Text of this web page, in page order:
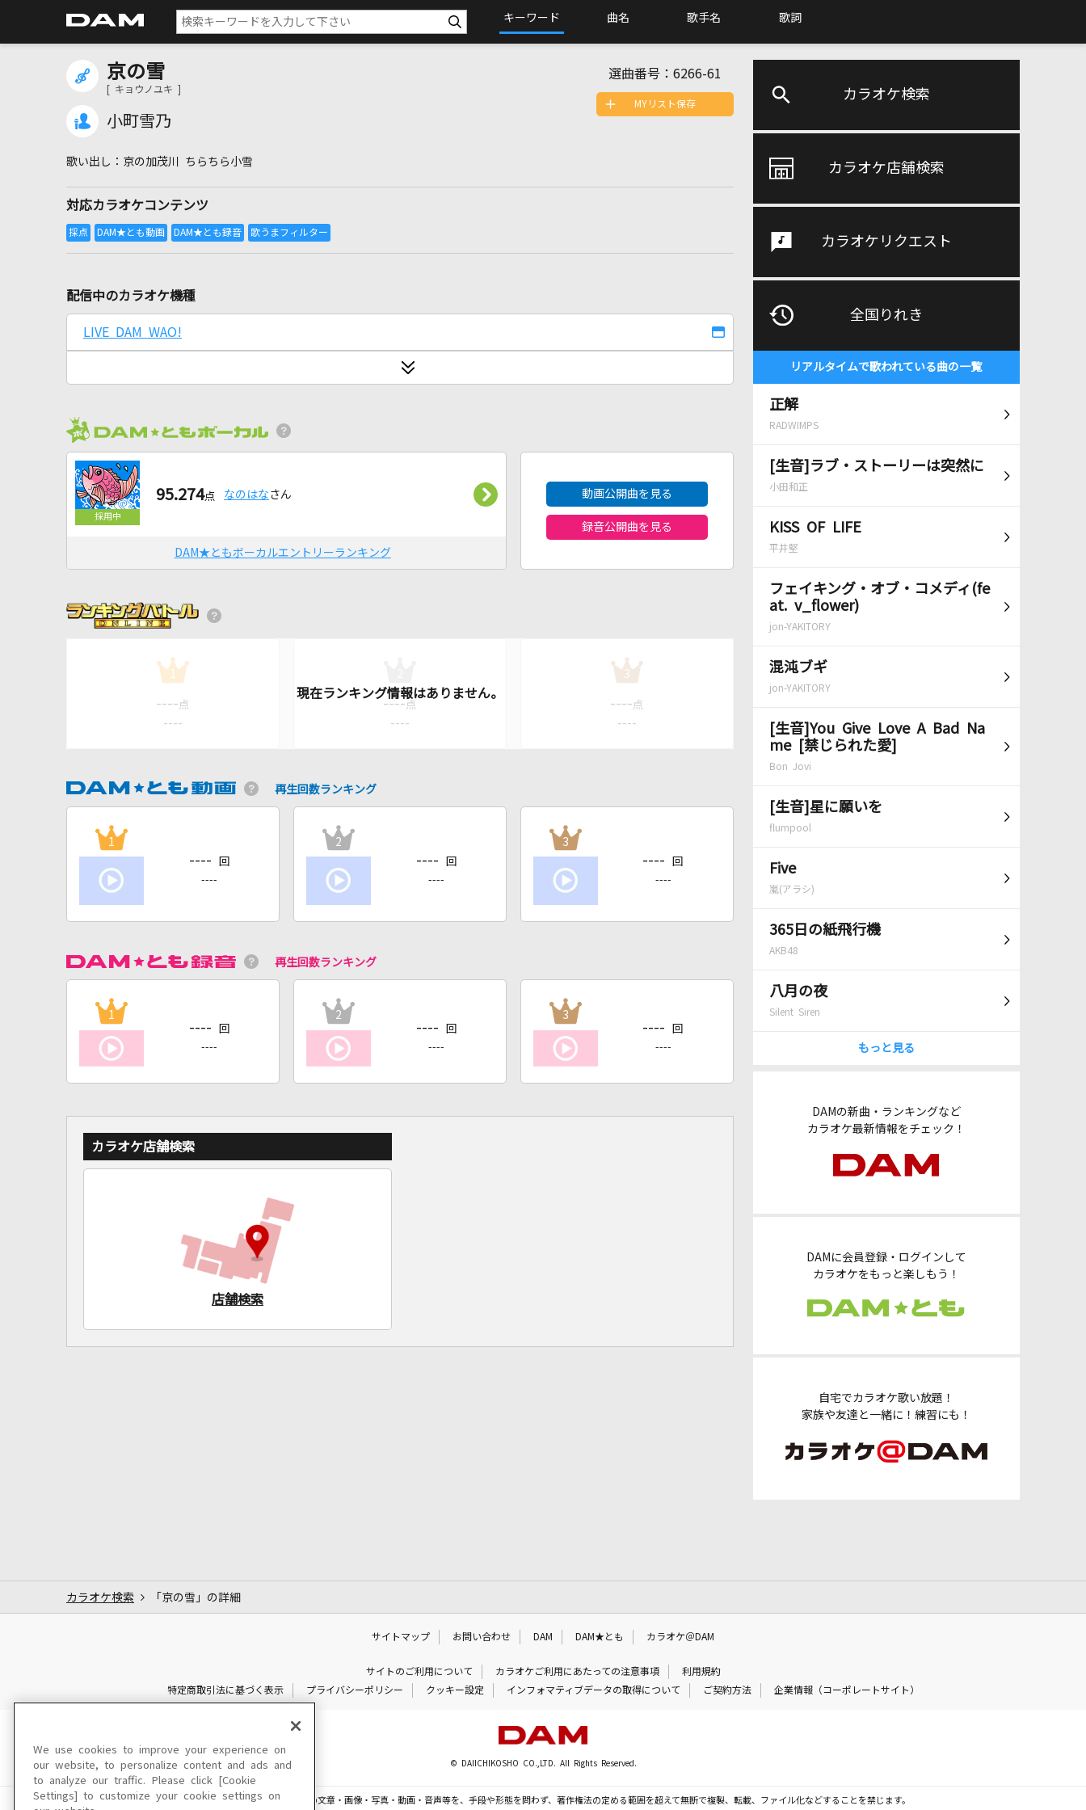
キーワード 曲名 歌手名 歌詞
カラオケ検索
カラオケ店舗検索
カラオケリクエスト
全国りれき
リアルタイムで歌われている曲の一覧
正解
RADWIMPS
[生音]ラブ・ストーリーは突然に
小田和正
KISS OF LIFE
平井堅
フェイキング・オブ・コメディ(fe
at. v_flower)
jon-YAKITORY
混沌ブギ
jon-YAKITORY
[生音]You Give Love A Bad Na
me [禁じられた愛]
Bon Jovi
[生音]星に願いを
flumpool
Five
嵐(アラシ)
365日の紙飛行機
AKB48
八月の夜
Silent Siren
もっと見る
DAMの新曲・ランキングなど
カラオケ最新情報をチェック！
DAMに会員登録・ログインして
カラオケをもっと楽しもう！
自宅でカラオケ歌い放題！
家族や友達と一緒に！練習にも！
京の雪
[ キョウノユキ ]
小町雪乃
選曲番号： 6266-61
京の加茂川 ちらちら小雪
対応カラオケコンテンツ
MYリスト保存
配信中のカラオケ機種
LIVE DAM WAO!
95.274点 なのはな さん
DAM★ともボーカルエントリーランキング
動画公開曲を見る
録音公開曲を見る
1
---- 点
----
---- 点
----
3
---- 点
----
再生回数ランキング
1
---- 回
----
2
---- 回
----
3
---- 回
----
再生回数ランキング
1
---- 回
----
2
---- 回
----
3
---- 回
----
カラオケ店舗検索
店舗検索
カラオケ検索 「京の雪」の詳細
サイトマップ お問い合わせ DAM DAM★とも カラオケ＠DAM
サイトのご利用について カラオケご利用にあたっての注意事項
利用規約
特定商取引法に基づく表示
プライバシーポリシー クッキー設定 インフォマティブデータの取得について ご契約方法 企業情報（コーポレートサイト）
© DAIICHIKOSHO CO.,LTD. All Rights Reserved.
このサイトに掲載されている一切の文章・画像・写真・動画・音声等を、手段や形態を問わず、著作権法の定める範囲を超えて無断で複製、転載、ファイル化などすることを禁じます。
We use cookies to improve your experience on
our website, to personalize content and ads and
to analyze our traffic. Please click [Cookie
Settings] to customize your cookie settings on